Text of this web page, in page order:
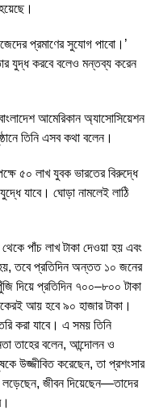
প্রমাণের সুযোগ পাবো।’
যুদ্ধ করবে বলেও মন্তব্য করেন
আমেরিকান অ্যাসোসিয়েশন
তিনি এসব কথা বলেন।
৫০ লাখ যুবক ভারতের বিরুদ্ধে
যাবে। ঘোড়া নামলেই লাঠি
পাঁচ লাখ টাকা দেওয়া হয় এবং
হয়, তবে প্রতিদিন অন্তত ১০ জনের
দিয়ে প্রতিদিন ৭০০–৮০০ টাকা
আয় হবে ৯০ হাজার টাকা।
করা যাবে। এ সময় তিনি
তাহের বলেন, আন্দোলন ও
উজ্জীবিত করেছেন, তা প্রশংসার
জীবন দিয়েছেন—তাদের